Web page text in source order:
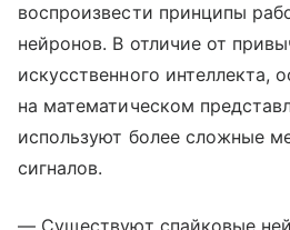
воспроизвести принципы
нейронов. В отличие от
искусственного интеллекта,
на математическом
используют более сложные
сигналов.